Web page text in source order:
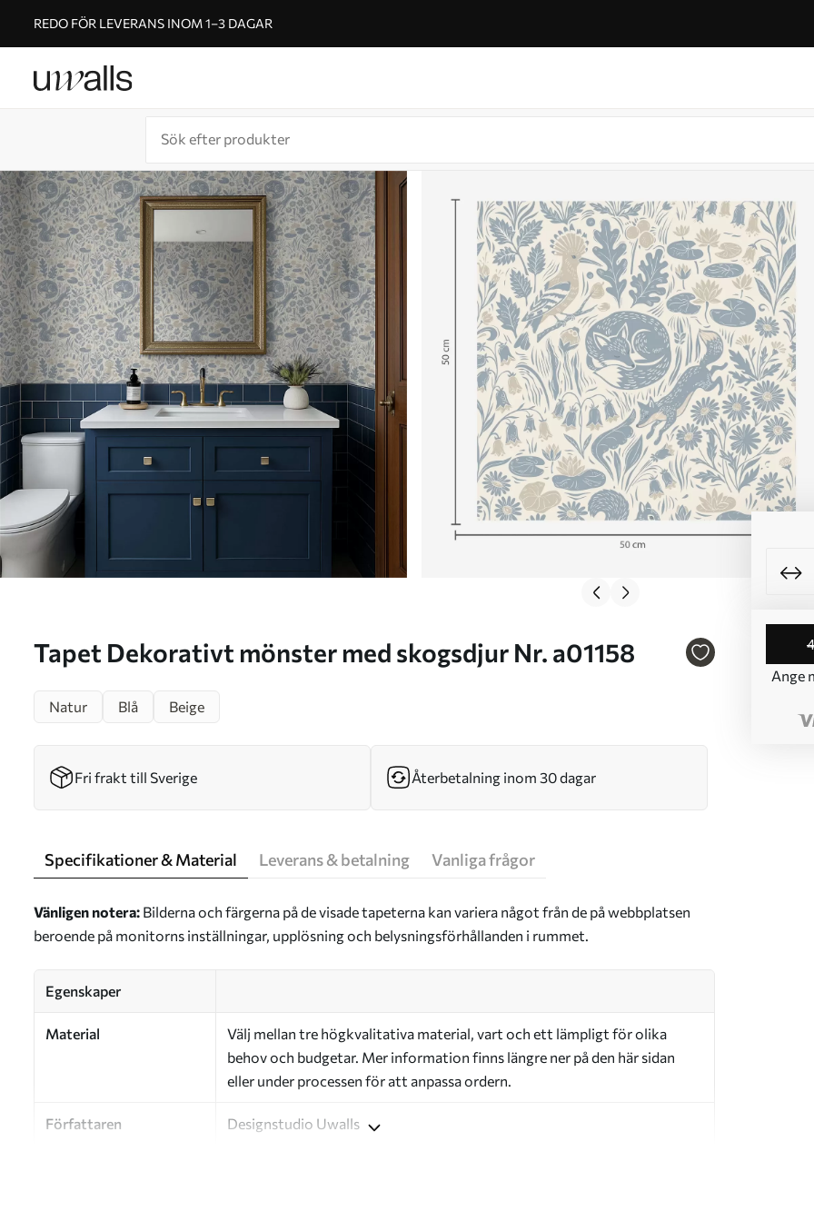
REDO FÖR LEVERANS INOM 1–3 DAGAR
Tapet Dekorativt mönster med skogsdjur Nr. a01158
Ange
Natur
Blå Beige
Fri frakt till Sverige Återbetalning inom 30 dagar
Specifikationer & Material Leverans & betalning Vanliga frågor
Vänligen notera: Bilderna och färgerna på de visade tapeterna kan variera något från de på webbplatsen
beroende på monitorns inställningar, upplösning och belysningsförhållanden i rummet.
Egenskaper
Material
Välj mellan tre högkvalitativa material, vart och ett lämpligt för olika
behov och budgetar. Mer information finns längre ner på den här sidan
eller under processen för att anpassa ordern.
Författaren Designstudio Uwalls